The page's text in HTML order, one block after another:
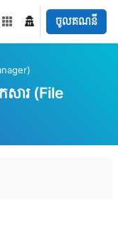
ចូលគណនី
កសារ (File